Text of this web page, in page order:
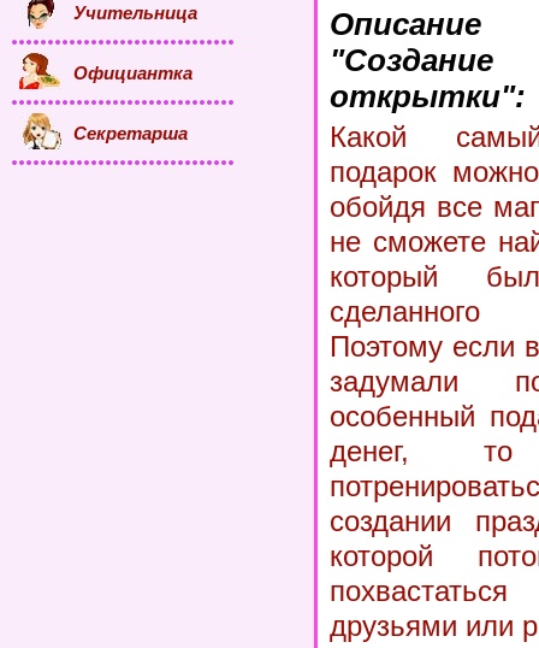
открытки":
Какой
подарок
обойдя все
не сможете
который
Поэтому если
задумали
особенный
денег,
создании
которой
друзьями или
Учительница
Официантка
Секретарша